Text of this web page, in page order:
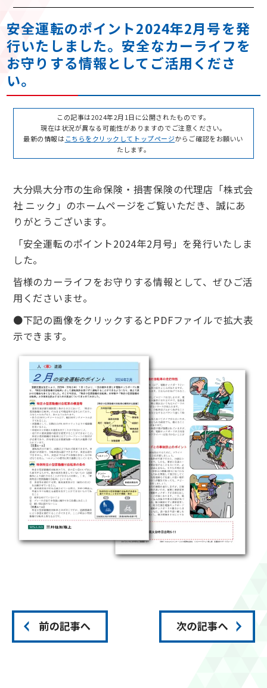
安全運転のポイント2024年2月号を発
行いたしました。安全なカーライフを
お守りする情報としてご活用くださ
い。
この記事は2024年2月1日に公開されたものです。
現在は状況が異なる可能性がありますのでご注意ください。
最新の情報は こちらをクリックしてトップページからご確認をお願いい
たします。
大分県大分市の生命保険・損害保険の代理店「株式会
社 ニック」のホームページをご覧いただき、誠にあ
りがとうございます。
「安全運転のポイント2024年2月号」を発行いたしま
した。
皆様のカーライフをお守りする情報として、ぜひご活
用くださいませ。
●下記の画像をクリックするとPDFファイルで拡大表
示できます。